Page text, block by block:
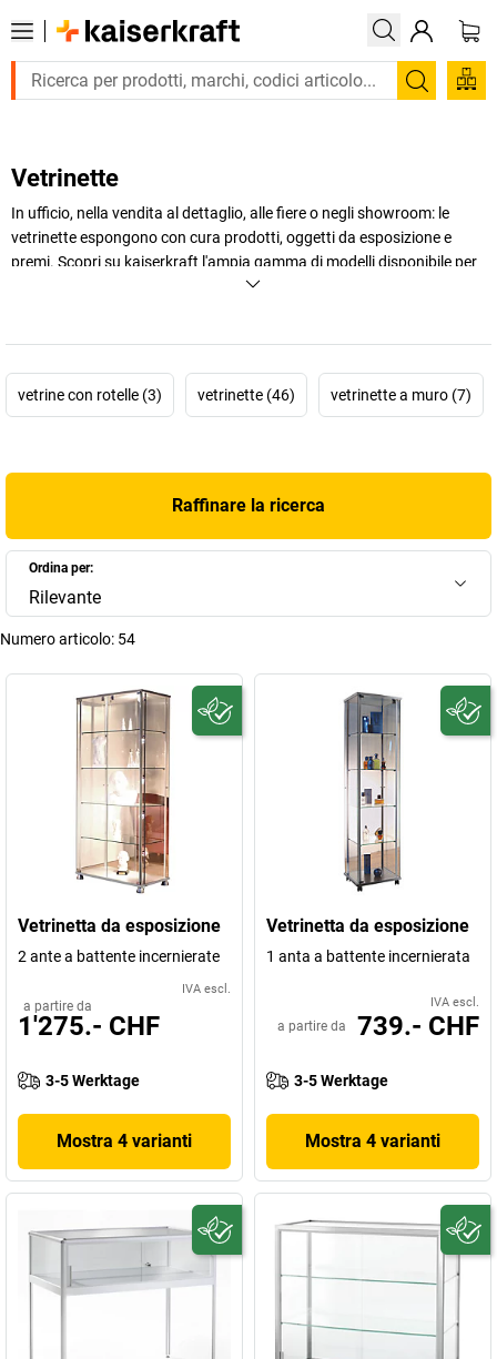
Trova
Vetrinette
In ufficio, nella vendita al dettaglio, alle fiere o negli showroom: le
vetrinette espongono con cura prodotti, oggetti da esposizione e
premi. Scopri su kaiserkraft l'ampia gamma di modelli disponibile per
la tua attività: dall'ordinata vetrinetta per ufficio alla vetrinetta di
+Visualizza di più
vetrine con rotelle (3)
vetrinette (46) vetrinette a muro (7)
Raffinare la ricerca
Ordina per:
Rilevante
Numero articolo: 54
Vetrinetta da esposizione
2 ante a battente incernierate
IVA escl.
a partire da
1'275.- CHF
3-5 Werktage
Mostra 4 varianti
Vetrinetta da esposizione
1 anta a battente incernierata
IVA escl.
a partire da 739.- CHF
3-5 Werktage
Mostra 4 varianti